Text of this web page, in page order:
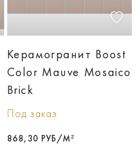
Керамогранит Boost
Color Mauve Mosaico
Brick
Под заказ
868,30 РУБ/М²